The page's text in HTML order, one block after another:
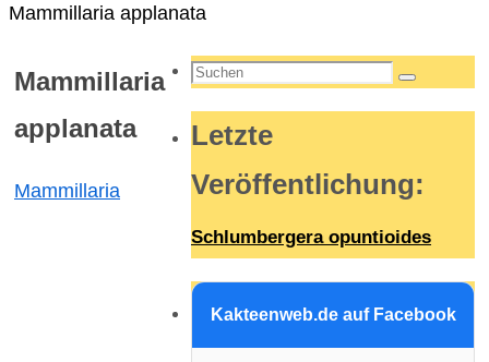
Start
Mammillaria applanata
Mammillaria
applanata
Mammillaria
Suchen
Suchen
Letzte
Veröffentlichung:
Schlumbergera opuntioides
Kakteenweb.de auf Facebook